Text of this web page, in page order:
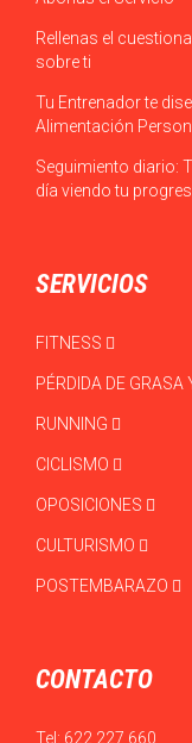
Rellenas el
sobre ti
Tu Entrenador te
Alimentación
Seguimiento diario:
día viendo tu
SERVICIOS
FITNESS
PÉRDIDA DE GRASA
RUNNING
CICLISMO
OPOSICIONES
CULTURISMO
POSTEMBARAZO
CONTACTO
Tel: 622 227 660